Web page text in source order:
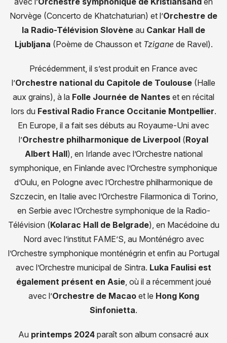
Norvège (Concerto de Khatchaturian) et l’Orchestre de
la Radio-Télévision Slovène au Cankar Hall de
Ljubljana (Poème de Chausson et Tziganede Ravel).
Précédemment, il s’est produit en France avec
l’Orchestre national du Capitole de Toulouse (Halle
aux grains), à la Folle Journée de Nantes et en récital
lors du Festival Radio France Occitanie Montpellier.
En Europe, il a fait ses débuts au Royaume-Uni avec
l’Orchestre philharmonique de Liverpool (Royal
Albert Hall), en Irlande avec l’Orchestre national
symphonique, en Finlande avec l’Orchestre symphonique
d’Oulu, en Pologne avec l’Orchestre philharmonique de
Szczecin, en Italie avec l’Orchestre Filarmonica di Torino,
en Serbie avec l’Orchestre symphonique de la Radio-
Télévision (Kolarac Hall de Belgrade), en Macédoine du
Nord avec l’institut FAME’S, au Monténégro avec
l’Orchestre symphonique monténégrin et enfin au Portugal
avec l’Orchestre municipal de Sintra. Luka Faulisi est
également présent en Asie, où il a récemment joué
avec l’Orchestre de Macaoet le Hong Kong
Sinfonietta.
Au printemps 2024 paraît son album consacré aux